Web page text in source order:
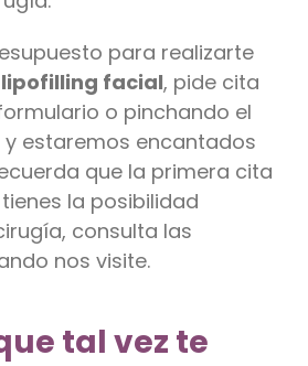
para realizarte
facial, pide cita
o pinchando el
estaremos encantados
que la primera cita
la posibilidad
consulta las
nos visite.
tal vez te